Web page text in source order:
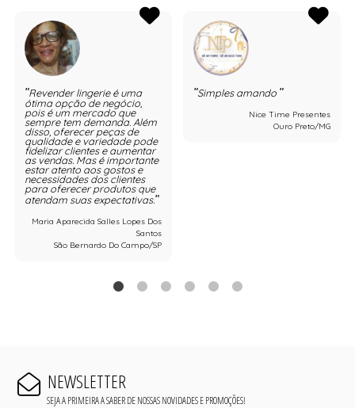
Revender lingerie é uma
ótima opção de negócio,
pois é um mercado que
sempre tem demanda. Além
disso, oferecer peças de
qualidade e variedade pode
fidelizar clientes e aumentar
as vendas. Mas é importante
estar atento aos gostos e
necessidades dos clientes
para oferecer produtos que
atendam suas expectativas.
Maria Aparecida Salles Lopes Dos
Santos
São Bernardo Do Campo/SP
Simples amando
Nice Time Presentes
Ouro Preto/MG
NEWSLETTER
SEJA A PRIMEIRA A SABER DE NOSSAS NOVIDADES E PROMOÇÕES!